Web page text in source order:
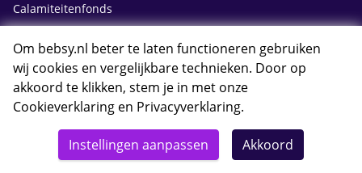
Calamiteitenfonds
Vacatures
Bagageregels
Online inchecken
Bebsy Cadeaukaart
Groepsaanvraag voor vakanties
Parkeren bij de luchthaven
Om bebsy.nl beter te laten functioneren gebruiken
wij cookies en vergelijkbare technieken. Door op
akkoord te klikken, stem je in met onze
Cookieverklaring en Privacyverklaring.
Instellingen aanpassen Akkoord